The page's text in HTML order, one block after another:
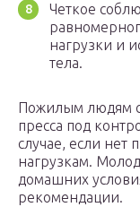
Четкое
нагрузки и
тела.
Пожилым людям
пресса под
случае, если нет
нагрузкам.
домашних
рекомендации.